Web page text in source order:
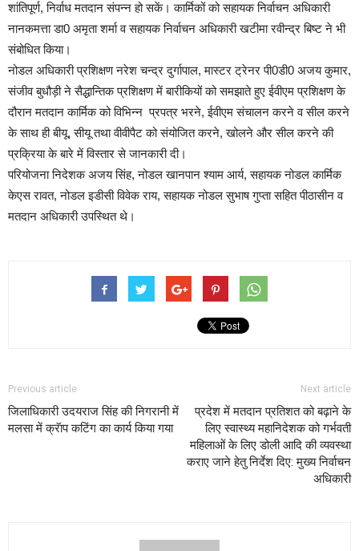
शांतिपूर्ण, निर्वाध मतदान संपन्न हो सकें। कार्मिकों को सहायक निर्वाचन अधिकारी
नानकमत्ता डा0 अमृता शर्मा व सहायक निर्वाचन अधिकारी खटीमा रवीन्द्र बिष्ट ने भी
संबोधित किया।
नोडल अधिकारी प्रशिक्षण नरेश चन्द्र दुर्गापाल, मास्टर ट्रेनर पी0डी0 अजय कुमार,
संजीव बुधौड़ी ने सैद्धान्तिक प्रशिक्षण में बारीकियों को समझाते हुए ईवीएम प्रशिक्षण के
दौरान मतदान कार्मिक को विभिन्न प्रपत्र भरने, ईवीएम संचालन करने व सील करने
के साथ ही बीयू, सीयू तथा वीवीपैट को संयोजित करने, खोलने और सील करने की
प्रक्रिया के बारे में विस्तार से जानकारी दी।
परियोजना निदेशक अजय सिंह, नोडल खानपान श्याम आर्य, सहायक नोडल कार्मिक
केएस रावत, नोडल इडीसी विवेक राय, सहायक नोडल सुभाष गुप्ता सहित पीठासीन व
मतदान अधिकारी उपस्थित थे।
Previous article
जिलाधिकारी उदयराज सिंह की निगरानी में
मलसा में क्रॅाप कटिंग का कार्य किया गया
Next article
प्रदेश में मतदान प्रतिशत को बढ़ाने के
लिए स्वास्थ्य महानिदेशक को गर्भवती
महिलाओं के लिए डोली आदि की व्यवस्था
कराए जाने हेतु निर्देश दिए: मुख्य निर्वाचन
अधिकारी